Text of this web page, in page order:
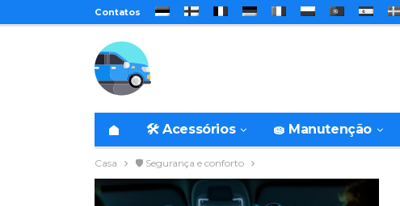
Contatos
🛠️ Acessórios 🧽 Manutenção
Casa 🛡️ Segurança e conforto